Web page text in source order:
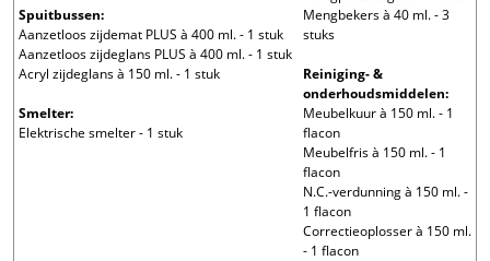
Spuitbussen:
Aanzetloos zijdemat PLUS à 400 ml. - 1 stuk
Aanzetloos zijdeglans PLUS à 400 ml. - 1 stuk
Acryl zijdeglans à 150 ml. - 1 stuk
Smelter:
Elektrische smelter - 1 stuk
Mengbekers à 40 ml. - 3
stuks
Reiniging- &
onderhoudsmiddelen:
Meubelkuur à 150 ml. - 1
flacon
Meubelfris à 150 ml. - 1
flacon
N.C.-verdunning à 150 ml. -
1 flacon
Correctieoplosser à 150 ml.
- 1 flacon